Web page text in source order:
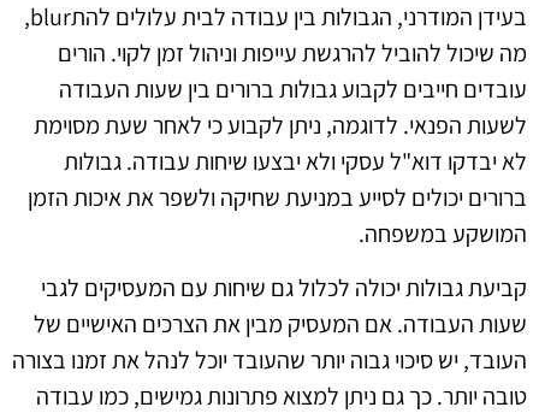
בעידן המודרני, הגבולות בין עבודה לבית עלולים להתblur,
מה שיכול להוביל להרגשת עייפות וניהול זמן לקוי. הורים
עובדים חייבים לקבוע גבולות ברורים בין שעות העבודה
לשעות הפנאי. לדוגמה, ניתן לקבוע כי לאחר שעת מסוימת
לא יבדקו דוא"ל עסקי ולא יבצעו שיחות עבודה. גבולות
ברורים יכולים לסייע במניעת שחיקה ולשפר את איכות הזמן
המושקע במשפחה.
קביעת גבולות יכולה לכלול גם שיחות עם המעסיקים לגבי
שעות העבודה. אם המעסיק מבין את הצרכים האישיים של
העובד, יש סיכוי גבוה יותר שהעובד יוכל לנהל את זמנו בצורה
טובה יותר. כך גם ניתן למצוא פתרונות גמישים, כמו עבודה